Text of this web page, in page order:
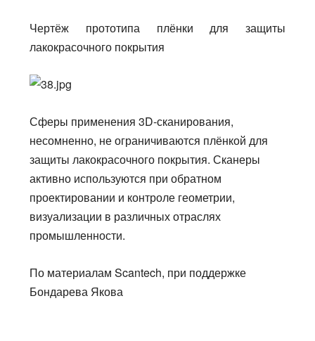
Чертёж прототипа плёнки для защиты
лакокрасочного покрытия
Сферы применения 3D-сканирования,
несомненно, не ограничиваются плёнкой для
защитылакокрасочного покрытия. Сканеры
активно используются при обратном
проектировании и контроле геометрии,
визуализации в различных отраслях
промышленности.
По материалам Scantech, при поддержке
Бондарева Якова